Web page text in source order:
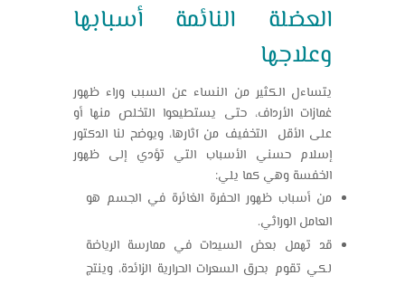
العضلة النائمة أسبابها
وعلاجها
يتساءل الكثير من النساء عن السبب وراء ظهور
غمازات الأرداف، حتى يستطيعوا التخلص منها أو
على الأقل التخفيف من آثارها، ويوضح لنا الدكتور
إسلام حسني الأسباب التي تؤدي إلى ظهور
الخفسة وهي كما يلي:
من أسباب ظهور الحفرة الغائرة في الجسم هو
العامل الوراثي.
قد تهمل بعض السيدات في ممارسة الرياضة
لكي تقوم بحرق السعرات الحرارية الزائدة، وينتج